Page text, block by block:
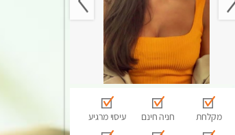
מקלחת חניה חינם עיסוי מרגיע